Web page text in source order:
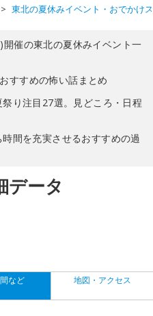
東北の夏休みイベント・おでかけ
催の東北の夏休みイベント一
すすめの怖い話まとめ
祭り注目27選。見どころ・日程
時間を充実させるおすすめの過
データ
など 地図・アクセス